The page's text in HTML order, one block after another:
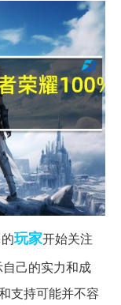
玩家开始关注
己的实力和成
支持可能并不容